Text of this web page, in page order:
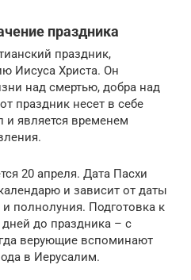
праздника
праздник,
Иисуса Христа. Он
над смертью, добра над
праздник несет в себе
и является временем
20 апреля. Дата Пасхи
и зависит от даты
полнолуния. Подготовка к
дней до праздника – с
верующие вспоминают
в Иерусалим.